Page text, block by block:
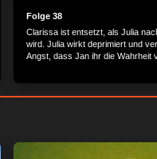
Folge 38
Clarissa ist entsetzt, als Julia
wird. Julia wirkt deprimiert und
Angst, dass Jan ihr die